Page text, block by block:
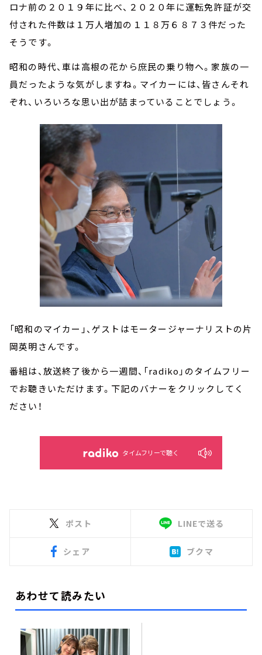
ロナ前の２０１９年に比べ、２０２０年に運転免許証が交
付された件数は１万人増加の１１８万６８７３件だった
そうです。
昭和の時代、車は高根の花から庶民の乗り物へ。家族の一
員だったような気がしますね。マイカーには、皆さんそれ
ぞれ、いろいろな思い出が詰まっていることでしょう。
「昭和のマイカー」、ゲストはモータージャーナリストの片
岡英明さんです。
番組は、放送終了後から一週間、「radiko」のタイムフリー
でお聴きいただけます。下記のバナーをクリックしてく
ださい！
タイムフリーで聴く
ポスト LINEで送る
シェア ブクマ
あわせて読みたい